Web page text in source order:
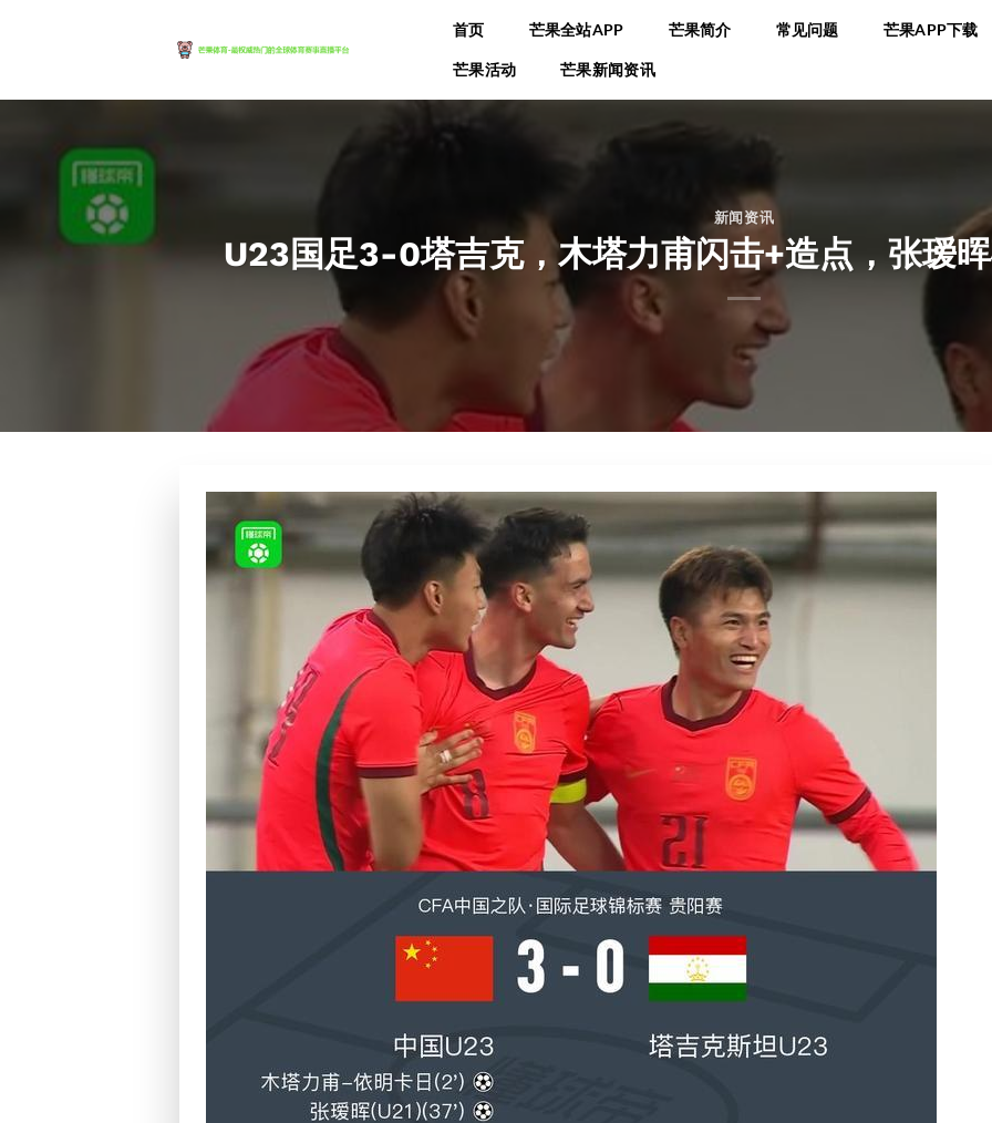
容
首页 芒果全站APP 芒果简介 常见问题 芒果APP下载
芒果活动 芒果新闻资讯
新闻资讯
U23国足3-0塔吉克，木塔力甫闪击+造点，张瑷